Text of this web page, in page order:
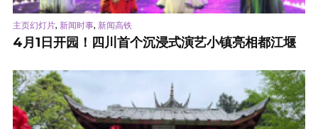
主页幻灯片, 新闻时事, 新闻高铁
4月1日开园！四川首个沉浸式演艺小镇亮相都江堰